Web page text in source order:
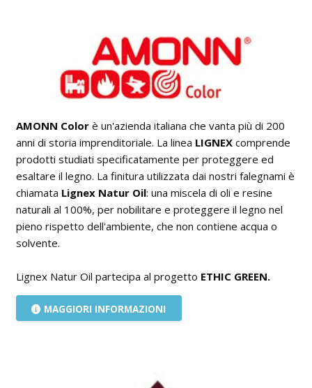
AMONN Colorè un'azienda italiana che vanta più di 200
anni di storia imprenditoriale. La linea LIGNEXcomprende
prodotti studiati specificatamente per proteggere ed
esaltare il legno. La finitura utilizzata dai nostri falegnami è
chiamata Lignex Natur Oil: una miscela di oli e resine
naturali al 100%, per nobilitare e proteggere il legno nel
pieno rispetto dell'ambiente, che non contiene acqua o
solvente.
Lignex Natur Oil partecipa al progetto ETHIC GREEN.
MAGGIORI INFORMAZIONI